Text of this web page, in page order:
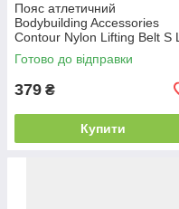
Пояс атлетичний
Bodybuilding Accessories
Contour Nylon Lifting Belt S L
XL
Готово до відправки
379 ₴
Купити